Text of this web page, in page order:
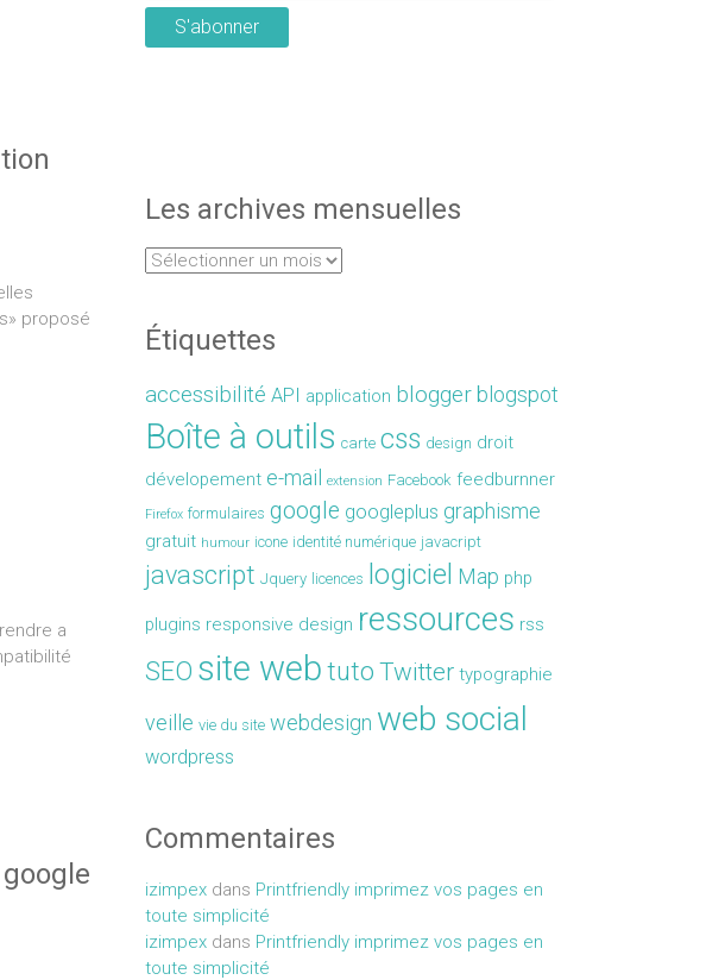
proposé
a
S'abonner
Les archives mensuelles
Étiquettes
accessibilité API application blogger blogspot
Boîte à outils carte css design droit
dévelopement e-mail extension Facebook feedburnner
Firefox formulaires google googleplus graphisme
gratuit humour icone identité numérique javacript
javascript Jquery licences logiciel Map php
plugins responsive design ressources rss
SEO site web tuto Twitter typographie
veille vie du site webdesign web social
wordpress
Commentaires
izimpex dans Printfriendly imprimez vos pages en
toute simplicité
izimpex dans Printfriendly imprimez vos pages en
toute simplicité